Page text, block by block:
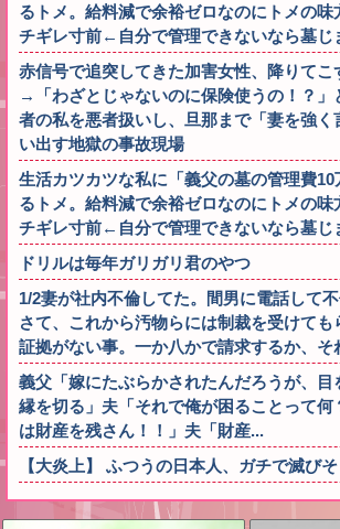
るトメ。給料減で余裕ゼロなのにトメの味
チギレ寸前←自分で管理できないなら墓じ
赤信号で追突してきた加害女性、降りてこ
→「わざとじゃないのに保険使うの！？」
者の私を悪者扱いし、旦那まで「妻を強く
い出す地獄の事故現場
生活カツカツな私に「義父の墓の管理費10
るトメ。給料減で余裕ゼロなのにトメの味
チギレ寸前←自分で管理できないなら墓じ
ドリルは毎年ガリガリ君のやつ
1/2妻が社内不倫してた。間男に電話して不
さて、これから汚物らには制裁を受けても
証拠がない事。一か八かで請求するか、
義父「嫁にたぶらかされたんだろうが、目
縁を切る」夫「それで俺が困ることって何
は財産を残さん！！」夫「財産...
【大炎上】 ふつうの日本人、ガチで滅び